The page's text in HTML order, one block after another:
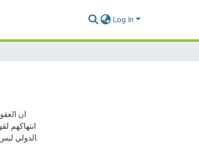
Log In
ان
انتهاكهم
الدولي ليس